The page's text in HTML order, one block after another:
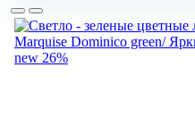
new 26%